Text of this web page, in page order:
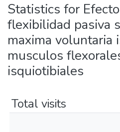
Statistics for
flexibilidad pasiva
maxima voluntaria
musculos
isquiotibiales
Total visits